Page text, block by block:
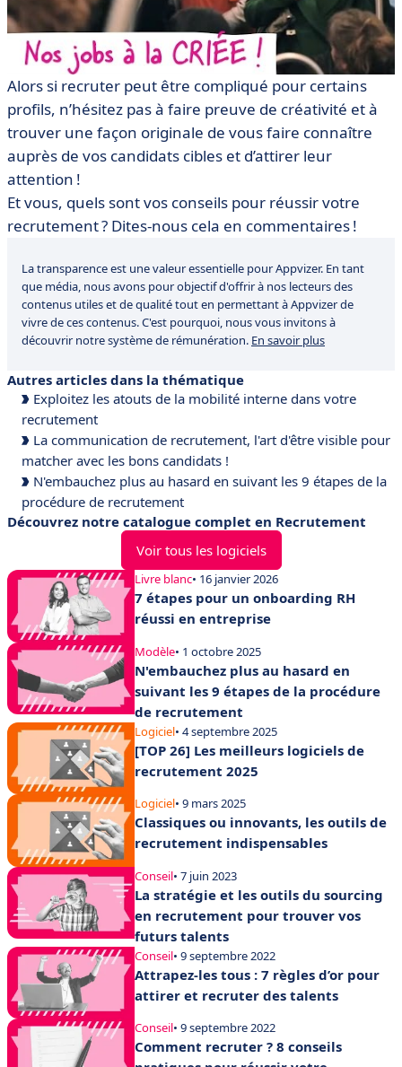
Alors si recruter peut être compliqué pour certains
profils, n’hésitez pas à faire preuve de créativité et à
trouver une façon originale de vous faire connaître
auprès de vos candidats cibles et d’attirer leur
attention !
Et vous, quels sont vos conseils pour réussir votre
recrutement ? Dites-nous cela en commentaires !
La transparence est une valeur essentielle pour Appvizer. En tant
que média, nous avons pour objectif d'offrir à nos lecteurs des
contenus utiles et de qualité tout en permettant à Appvizer de
vivre de ces contenus. C'est pourquoi, nous vous invitons à
découvrir notre système de rémunération. En savoir plus
Autres articles dans la thématique
Exploitez les atouts de la mobilité interne dans votre
recrutement
La communication de recrutement, l'art d'être visible pour
matcher avec les bons candidats !
N'embauchez plus au hasard en suivant les 9 étapes de la
procédure de recrutement
Découvrez notre catalogue complet en Recrutement
Voir tous les logiciels
Livre blanc• 16 janvier 2026
7 étapes pour un onboarding RH
réussi en entreprise
Modèle• 1 octobre 2025
N'embauchez plus au hasard en
suivant les 9 étapes de la procédure
de recrutement
Logiciel• 4 septembre 2025
[TOP 26] Les meilleurs logiciels de
recrutement 2025
Logiciel• 9 mars 2025
Classiques ou innovants, les outils de
recrutement indispensables
Conseil• 7 juin 2023
La stratégie et les outils du sourcing
en recrutement pour trouver vos
futurs talents
Conseil• 9 septembre 2022
Attrapez-les tous : 7 règles d’or pour
attirer et recruter des talents
Conseil• 9 septembre 2022
Comment recruter ? 8 conseils